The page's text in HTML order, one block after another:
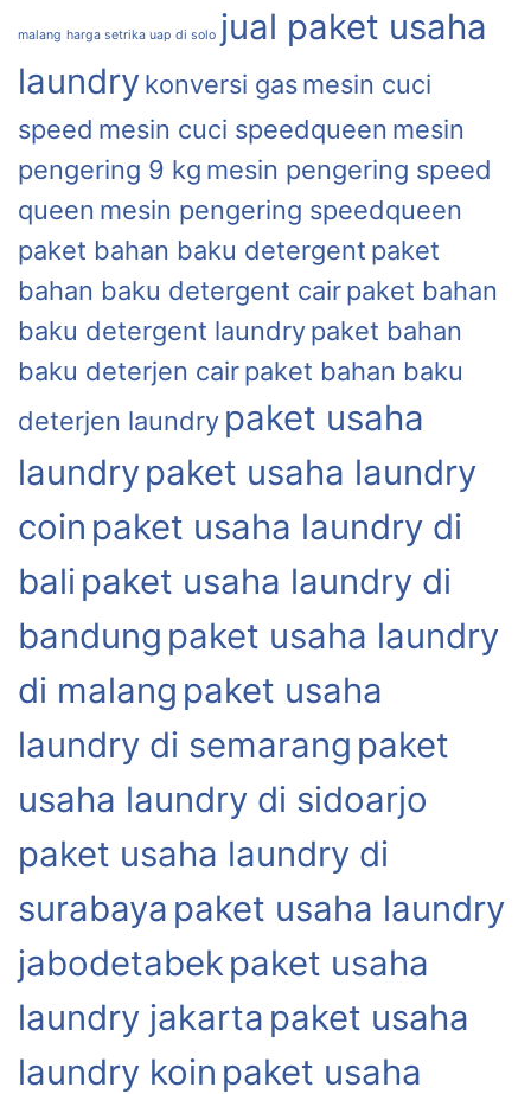
malang harga setrika uap di solo jual paket usaha
laundrykonversi gasmesin cuci
speed mesin cuci speedqueen mesin
pengering 9 kg mesin pengering speed
queen mesin pengering speedqueen
paket bahan baku detergent paket
bahan baku detergent cairpaket bahan
baku detergent laundrypaket bahan
baku deterjen cairpaket bahan baku
deterjen laundry paket usaha
laundrypaket usaha laundry
coin paket usaha laundry di
bali paket usaha laundry di
bandung paket usaha laundry
di malang paket usaha
laundry di semarang paket
usaha laundry di sidoarjo
paket usaha laundry di
surabaya paket usaha laundry
jabodetabekpaket usaha
laundry jakarta paket usaha
laundry koin paket usaha